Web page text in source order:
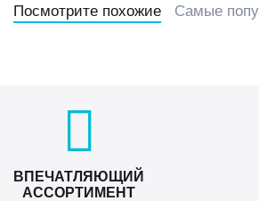
Посмотрите похожие Самые
ВПЕЧАТЛЯЮЩИЙ
АССОРТИМЕНТ